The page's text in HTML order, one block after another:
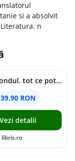
si a absolvit
n
mapamondul. tot ce poti invata dintr-o harta - raquel martin
39.90 RON
Vezi detalii
libris.ro